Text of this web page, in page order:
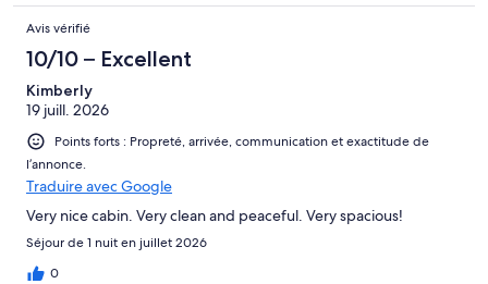
Avis vérifié
10/10 – Excellent
Kimberly
19 juill. 2026
Points forts : Propreté, arrivée, communication et exactitude de
l’annonce.
Traduire avec Google
Very nice cabin. Very clean and peaceful. Very spacious!
Séjour de 1 nuit en juillet 2026
0